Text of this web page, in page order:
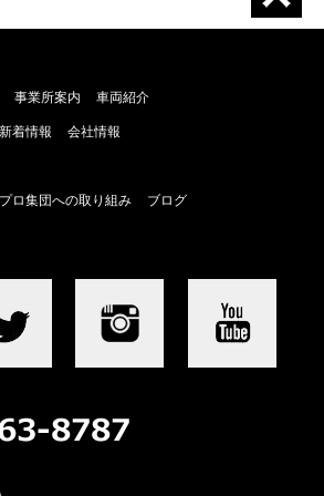
事業所案内 車両紹介
新着情報 会社情報
ロ集団への取り組み ブログ